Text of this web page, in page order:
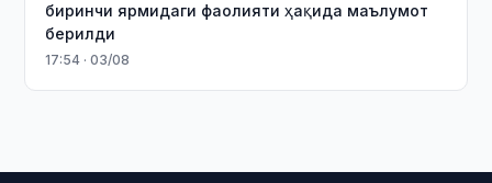
биринчи ярмидаги фаолияти ҳақида маълумот
берилди
17:54 · 03/08